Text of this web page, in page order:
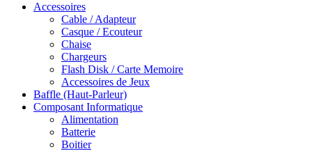
Accessoires
Cable / Adapteur
Casque / Ecouteur
Chaise
Chargeurs
Flash Disk / Carte Memoire
Accessoires de Jeux
Baffle (Haut-Parleur)
Composant Informatique
Alimentation
Batterie
Boitier